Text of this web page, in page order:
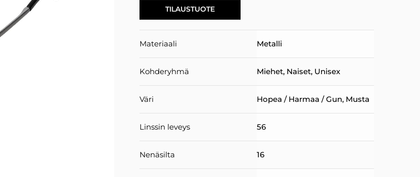
TILAUSTUOTE
Materiaali Metalli
Kohderyhmä Miehet, Naiset, Unisex
Väri Hopea / Harmaa / Gun, Musta
Linssin leveys 56
Nenäsilta 16